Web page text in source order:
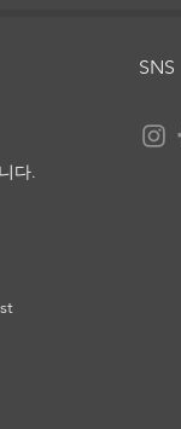
눈부신
다.
SNS